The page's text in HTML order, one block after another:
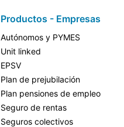
Productos - Empresas
Autónomos y PYMES
Unit linked
EPSV
Plan de prejubilación
Plan pensiones de empleo
Seguro de rentas
Seguros colectivos